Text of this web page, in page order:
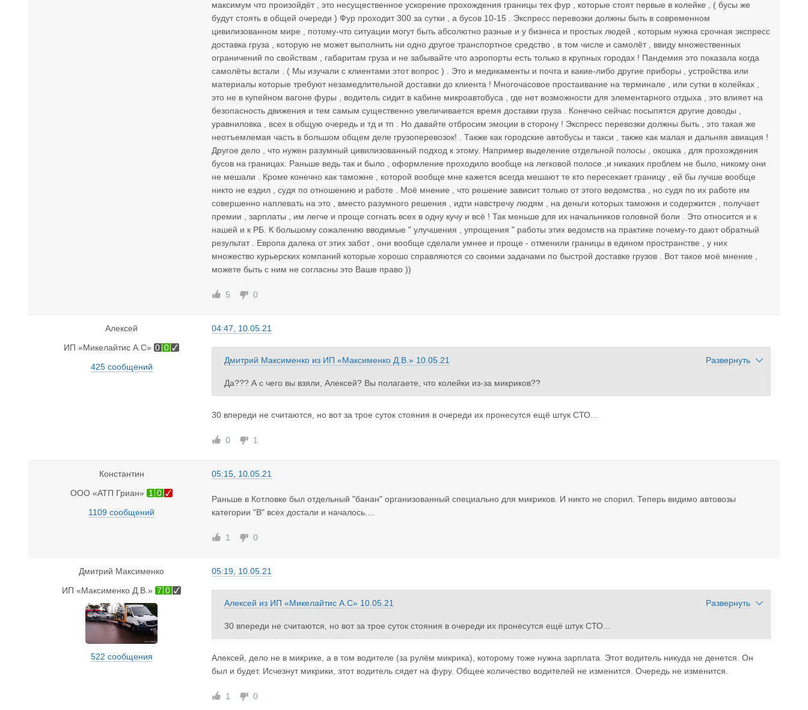
максимум что произойдёт , это несущественное ускорение прохождения границы тех фур , которые стоят первые в колейке , ( бусы же
будут стоять в общей очереди ) Фур проходит 300 за сутки , а бусов 10-15 . Экспресс перевозки должны быть в современном
цивилизованном мире , потому-что ситуации могут быть абсолютно разные и у бизнеса и простых людей , которым нужна срочная экспресс
доставка груза , которую не может выполнить ни одно другое транспортное средство , в том числе и самолёт , ввиду множественных
ограничений по свойствам , габаритам груза и не забывайте что аэропорты есть только в крупных городах ! Пандемия это показала когда
самолёты встали . ( Мы изучали с клиентами этот вопрос ) . Это и медикаменты и почта и какие-либо другие приборы , устройства или
материалы которые требуют незамедлительной доставки до клиента ! Многочасовое простаивание на терминале , или сутки в колейках ,
это не в купейном вагоне фуры , водитель сидит в кабине микроавтобуса , где нет возможности для элементарного отдыха , это влияет на
безопасность движения и тем самым существенно увеличивается время доставки груза . Конечно сейчас посыпятся другие доводы ,
уравниловка , всех в общую очередь и тд и тп . Но давайте отбросим эмоции в сторону ! Экспресс перевозки должны быть , это такая же
неотъемлемая часть в большом общем деле грузоперевозок! . Также как городские автобусы и такси , также как малая и дальняя авиация !
Другое дело , что нужен разумный цивилизованный подход к этому. Например выделение отдельной полосы , окошка , для прохождения
бусов на границах. Раньше ведь так и было , оформление проходило вообще на легковой полосе ,и никаких проблем не было, никому они
не мешали . Кроме конечно как таможне , которой вообще мне кажется всегда мешают те кто пересекает границу , ей бы лучше вообще
никто не ездил , судя по отношению и работе . Моё мнение , что решение зависит только от этого ведомства , но судя по их работе им
совершенно наплевать на это , вместо разумного решения , идти навстречу людям , на деньги которых таможня и содержится , получает
премии , зарплаты , им легче и проще согнать всех в одну кучу и всё ! Так меньше для их начальников головной боли . Это относится и к
нашей и к РБ. К большому сожалению вводимые " улучшения , упрощения " работы этих ведомств на практике почему-то дают обратный
результат . Европа далека от этих забот , они вообще сделали умнее и проще - отменили границы в едином пространстве , у них
множество курьерских компаний которые хорошо справляются со своими задачами по быстрой доставке грузов . Вот такое моё мнение ,
можете быть с ним не согласны это Ваше право ))
5 0
Алексей
ИП «Микелайтис А.С» 0 0
425 сообщений
04:47, 10.05.21
Дмитрий Максименко из ИП «Максименко Д.В.» 10.05.21 Развернуть
Да??? А с чего вы взяли, Алексей? Вы полагаете, что колейки из-за микриков??
Вот смотрите, вы сами говорите, что микрики надо поставить в колейки... Это означает, что когда приедет ваша машина в колейку...а вп
30 впереди не считаются, но вот за трое суток стояния в очереди их пронесутся ещё штук СТО...
0 1
Константин
ООО «АТП Гриан» 1 0
1109 сообщений
05:15, 10.05.21
Раньше в Котловке был отдельный "банан" организованный специально для микриков. И никто не спорил. Теперь видимо автовозы
категории "В" всех достали и началось....
1 0
Дмитрий Максименко
ИП «Максименко Д.В.» 7 0
522 сообщения
05:19, 10.05.21
Алексей из ИП «Микелайтис А.С» 10.05.21 Развернуть
30 впереди не считаются, но вот за трое суток стояния в очереди их пронесутся ещё штук СТО...
Алексей, дело не в микрике, а в том водителе (за рулём микрика), которому тоже нужна зарплата. Этот водитель никуда не денется. Он
был и будет. Исчезнут микрики, этот водитель сядет на фуру. Общее количество водителей не изменится. Очередь не изменится.
1 0